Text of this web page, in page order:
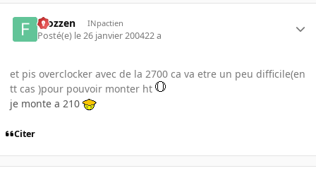
Frozzen INpactien
Posté(e) le 26 janvier 200422 a
et pis overclocker avec de la 2700 ca va etre un peu difficile(en
tt cas )pour pouvoir monter ht
je monte a 210
Citer